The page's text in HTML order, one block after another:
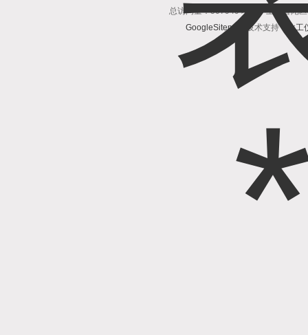
总访问量：507949 地址：上海普陀
GoogleSitemap
技术支持： 化